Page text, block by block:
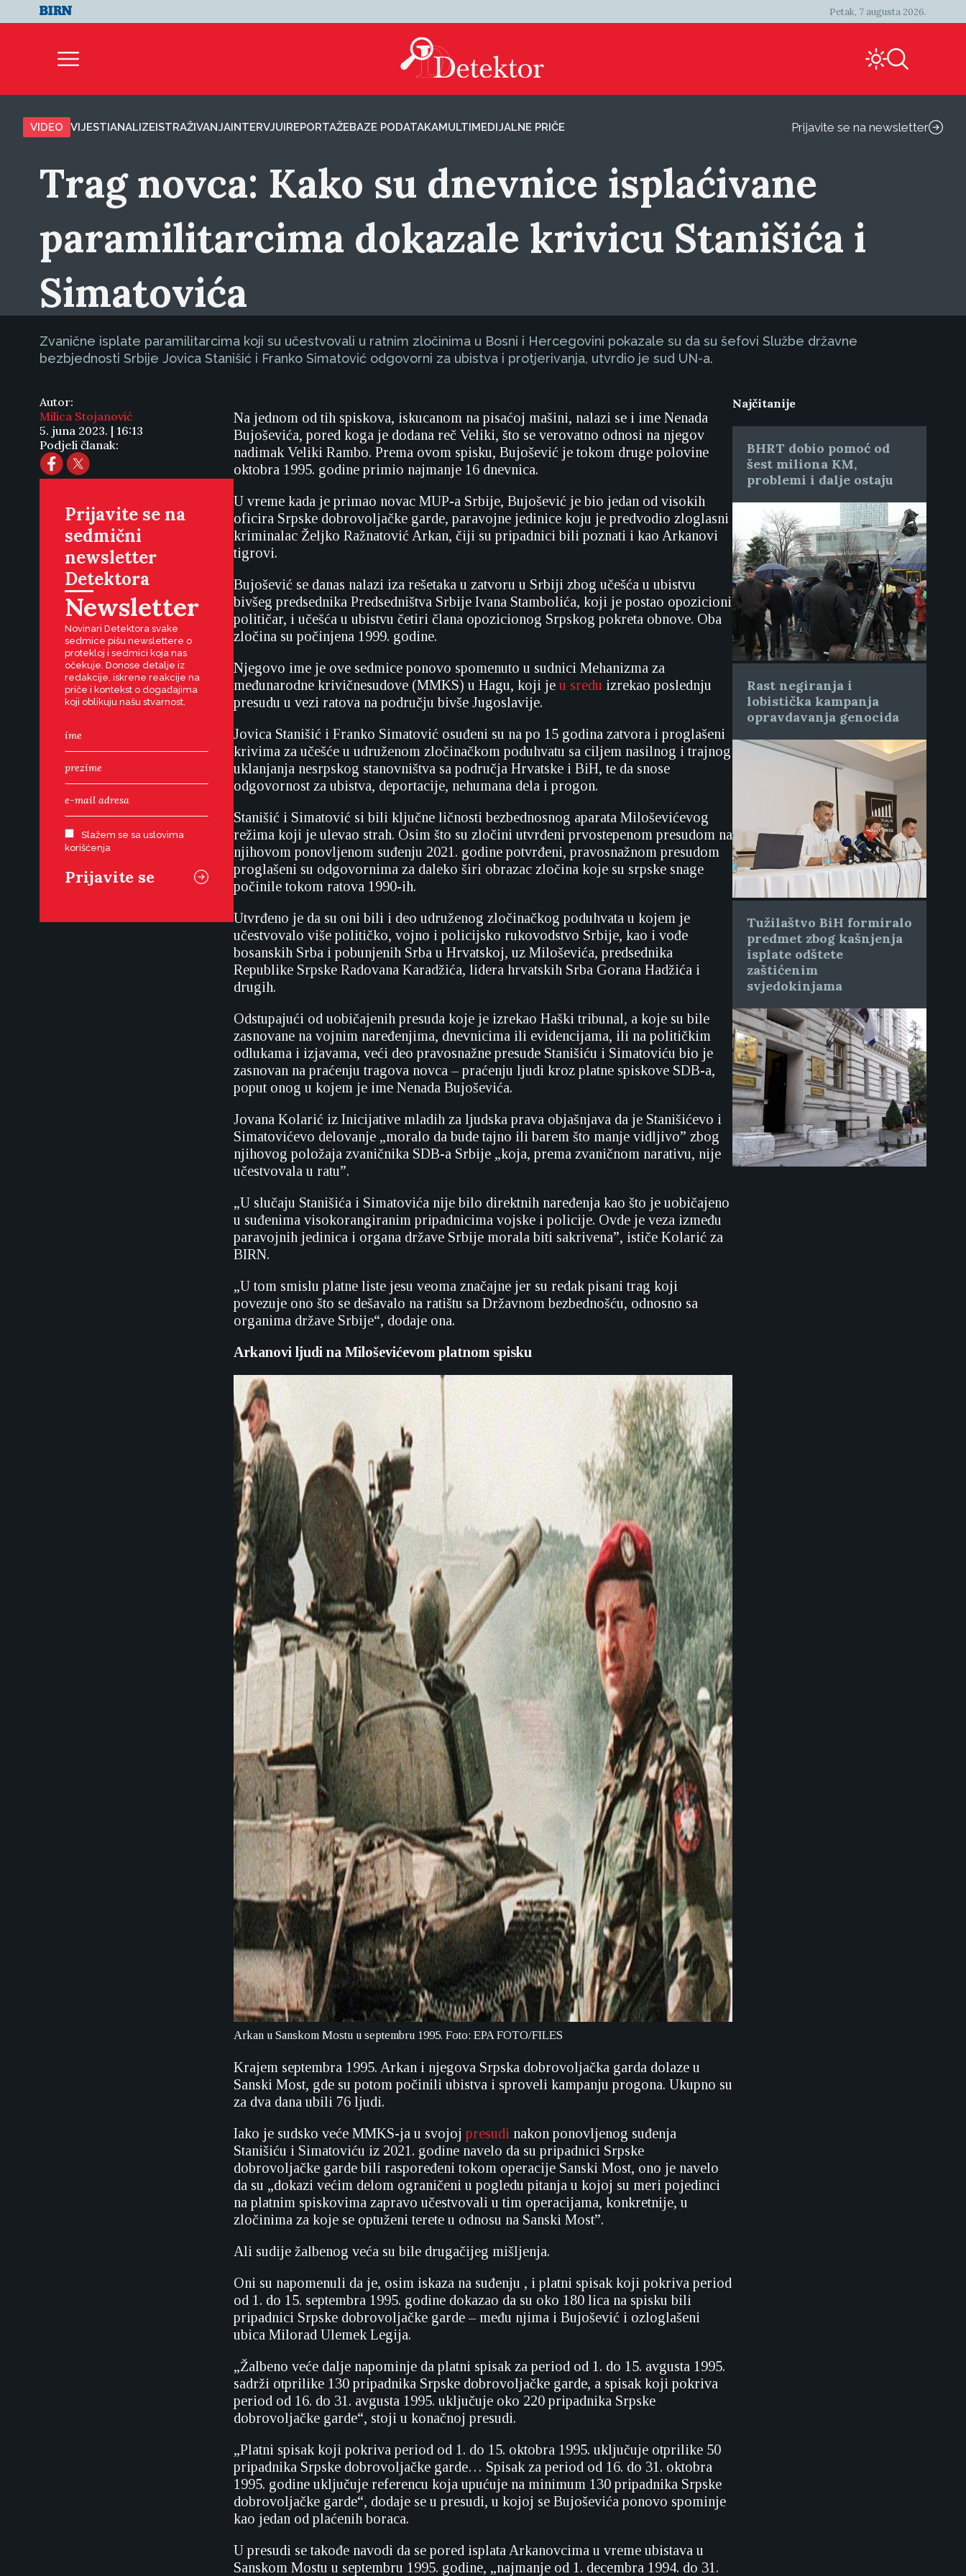
Petak, 7 augusta 2026.
VIDEO VIJESTIANALIZEISTRAŽIVANJAINTERVJUIREPORTAŽEBAZE PODATAKAMULTIMEDIJALNE PRIČE Prijavite se na newsletter
Trag novca: Kako su dnevnice isplaćivane
paramilitarcima dokazale krivicu Stanišića i
Simatovića
Zvanične isplate paramilitarcima koji su učestvovali u ratnim zločinima u Bosni i Hercegovini pokazale su da su šefovi Službe državne
bezbjednosti Srbije Jovica Stanišić i Franko Simatović odgovorni za ubistva i protjerivanja, utvrdio je sud UN-a.
Autor:
Milica Stojanović
5. juna 2023. | 16:13
Podjeli članak:
Prijavite se na
sedmični
newsletter
Detektora
Newsletter
Novinari Detektora svake
sedmice pišu newslettere o
protekloj i sedmici koja nas
očekuje. Donose detalje iz
redakcije, iskrene reakcije na
priče i kontekst o događajima
koji oblikuju našu stvarnost.
Slažem se sa uslovima
korišćenja
Na jednom od tih spiskova, iskucanom na pisaćoj mašini, nalazi se i ime Nenada
Bujoševića, pored koga je dodana reč Veliki, što se verovatno odnosi na njegov
nadimak Veliki Rambo. Prema ovom spisku, Bujošević je tokom druge polovine
oktobra 1995. godine primio najmanje 16 dnevnica.
U vreme kada je primao novac MUP-a Srbije, Bujošević je bio jedan od visokih
oficira Srpske dobrovoljačke garde, paravojne jedinice koju je predvodio zloglasni
kriminalac Željko Ražnatović Arkan, čiji su pripadnici bili poznati i kao Arkanovi
tigrovi.
Bujošević se danas nalazi iza rešetaka u zatvoru u Srbiji zbog učešća u ubistvu
bivšeg predsednika Predsedništva Srbije Ivana Stambolića, koji je postao opozicioni
političar, i učešća u ubistvu četiri člana opozicionog Srpskog pokreta obnove. Oba
zločina su počinjena 1999. godine.
Njegovo ime je ove sedmice ponovo spomenuto u sudnici Mehanizma za
međunarodne krivičnesudove (MMKS) u Hagu, koji je u sredu izrekao poslednju
presudu u vezi ratova na području bivše Jugoslavije.
Jovica Stanišić i Franko Simatović osuđeni su na po 15 godina zatvora i proglašeni
krivima za učešće u udruženom zločinačkom poduhvatu sa ciljem nasilnog i trajnog
uklanjanja nesrpskog stanovništva sa područja Hrvatske i BiH, te da snose
odgovornost za ubistva, deportacije, nehumana dela i progon.
Stanišić i Simatović si bili ključne ličnosti bezbednosnog aparata Miloševićevog
režima koji je ulevao strah. Osim što su zločini utvrđeni prvostepenom presudom na
njihovom ponovljenom suđenju 2021. godine potvrđeni, pravosnažnom presudom
proglašeni su odgovornima za daleko širi obrazac zločina koje su srpske snage
počinile tokom ratova 1990-ih.
Utvrđeno je da su oni bili i deo udruženog zločinačkog poduhvata u kojem je
učestvovalo više političko, vojno i policijsko rukovodstvo Srbije, kao i vođe
bosanskih Srba i pobunjenih Srba u Hrvatskoj, uz Miloševića, predsednika
Republike Srpske Radovana Karadžića, lidera hrvatskih Srba Gorana Hadžića i
drugih.
Odstupajući od uobičajenih presuda koje je izrekao Haški tribunal, a koje su bile
zasnovane na vojnim naređenjima, dnevnicima ili evidencijama, ili na političkim
odlukama i izjavama, veći deo pravosnažne presude Stanišiću i Simatoviću bio je
zasnovan na praćenju tragova novca – praćenju ljudi kroz platne spiskove SDB-a,
poput onog u kojem je ime Nenada Bujoševića.
Jovana Kolarić iz Inicijative mladih za ljudska prava objašnjava da je Stanišićevo i
Simatovićevo delovanje „moralo da bude tajno ili barem što manje vidljivo” zbog
njihovog položaja zvaničnika SDB-a Srbije „koja, prema zvaničnom narativu, nije
učestvovala u ratu”.
„U slučaju Stanišića i Simatovića nije bilo direktnih naređenja kao što je uobičajeno
u suđenima visokorangiranim pripadnicima vojske i policije. Ovde je veza između
paravojnih jedinica i organa države Srbije morala biti sakrivena”, ističe Kolarić za
BIRN.
„U tom smislu platne liste jesu veoma značajne jer su redak pisani trag koji
povezuje ono što se dešavalo na ratištu sa Državnom bezbednošću, odnosno sa
organima države Srbije“, dodaje ona.
Arkanovi ljudi na Miloševićevom platnom spisku
Arkan u Sanskom Mostu u septembru 1995. Foto: EPA FOTO/FILES
Krajem septembra 1995. Arkan i njegova Srpska dobrovoljačka garda dolaze u
Sanski Most, gde su potom počinili ubistva i sproveli kampanju progona. Ukupno su
za dva dana ubili 76 ljudi.
Iako je sudsko veće MMKS-ja u svojoj presudi nakon ponovljenog suđenja
Stanišiću i Simatoviću iz 2021. godine navelo da su pripadnici Srpske
dobrovoljačke garde bili raspoređeni tokom operacije Sanski Most, ono je navelo
da su „dokazi većim delom ograničeni u pogledu pitanja u kojoj su meri pojedinci
na platnim spiskovima zapravo učestvovali u tim operacijama, konkretnije, u
zločinima za koje se optuženi terete u odnosu na Sanski Most”.
Ali sudije žalbenog veća su bile drugačijeg mišljenja.
Oni su napomenuli da je, osim iskaza na suđenju , i platni spisak koji pokriva period
od 1. do 15. septembra 1995. godine dokazao da su oko 180 lica na spisku bili
pripadnici Srpske dobrovoljačke garde – među njima i Bujošević i ozloglašeni
ubica Milorad Ulemek Legija.
„Žalbeno veće dalje napominje da platni spisak za period od 1. do 15. avgusta 1995.
sadrži otprilike 130 pripadnika Srpske dobrovoljačke garde, a spisak koji pokriva
period od 16. do 31. avgusta 1995. uključuje oko 220 pripadnika Srpske
dobrovoljačke garde“, stoji u konačnoj presudi.
„Platni spisak koji pokriva period od 1. do 15. oktobra 1995. uključuje otprilike 50
pripadnika Srpske dobrovoljačke garde… Spisak za period od 16. do 31. oktobra
1995. godine uključuje referencu koja upućuje na minimum 130 pripadnika Srpske
dobrovoljačke garde“, dodaje se u presudi, u kojoj se Bujoševića ponovo spominje
kao jedan od plaćenih boraca.
U presudi se takođe navodi da se pored isplata Arkanovcima u vreme ubistava u
Sanskom Mostu u septembru 1995. godine, „najmanje od 1. decembra 1994. do 31.
Najčitanije
BHRT dobio pomoć od
šest miliona KM,
problemi i dalje ostaju
Rast negiranja i
lobistička kampanja
opravdavanja genocida
Tužilaštvo BiH formiralo
predmet zbog kašnjenja
isplate odštete
zaštićenim
svjedokinjama